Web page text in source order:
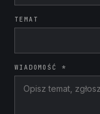
TEMAT
WIADOMOŚĆ *